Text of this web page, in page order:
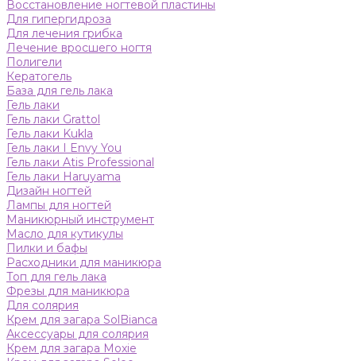
Восстановление ногтевой пластины
Для гипергидроза
Для лечения грибка
Лечение вросшего ногтя
Полигели
Кератогель
База для гель лака
Гель лаки
Гель лаки Grattol
Гель лаки Kukla
Гель лаки I Envy You
Гель лаки Atis Professional
Гель лаки Haruyama
Дизайн ногтей
Лампы для ногтей
Маникюрный инструмент
Масло для кутикулы
Пилки и бафы
Расходники для маникюра
Топ для гель лака
Фрезы для маникюра
Для солярия
Крем для загара SolBianca
Аксессуары для солярия
Крем для загара Moxie